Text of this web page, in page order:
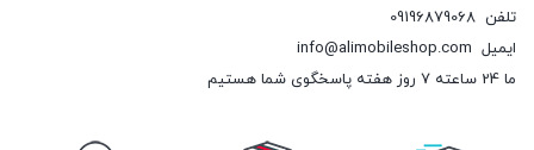
تلفن 09196879068
ایمیل info@alimobileshop.com
ما 24 ساعته 7 روز هفته پاسخگوی شما هستیم